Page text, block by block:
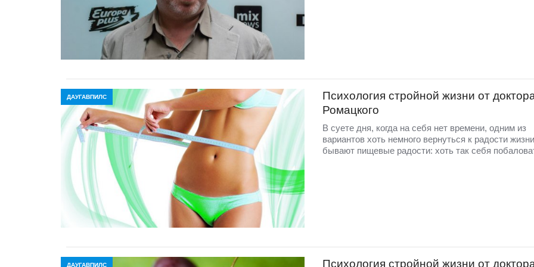
ДАУГАВПИЛС
Психология стройной жизни от
Ромацкого
В суете дня, когда на себя нет времени, одним из
вариантов хоть немного вернуться к радости жизни
бывают пищевые радости: хоть так себя
ДАУГАВПИЛС Психология стройной жизни от